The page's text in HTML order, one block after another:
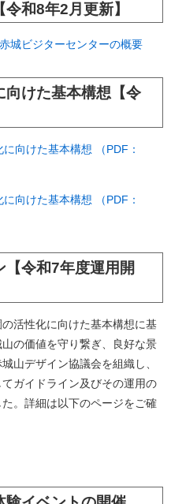
和8年2月更新】
城ビジターセンターの概要
向けた基本構想【令
向けた基本構想 （PDF：
向けた基本構想 （PDF：
令和7年度運用開
活性化に向けた基本構想に基
の価値を守り繋ぎ、良好な景
山デザイン協議会を組織し、
ガイドライン及びその運用の
。詳細は以下のページをご確